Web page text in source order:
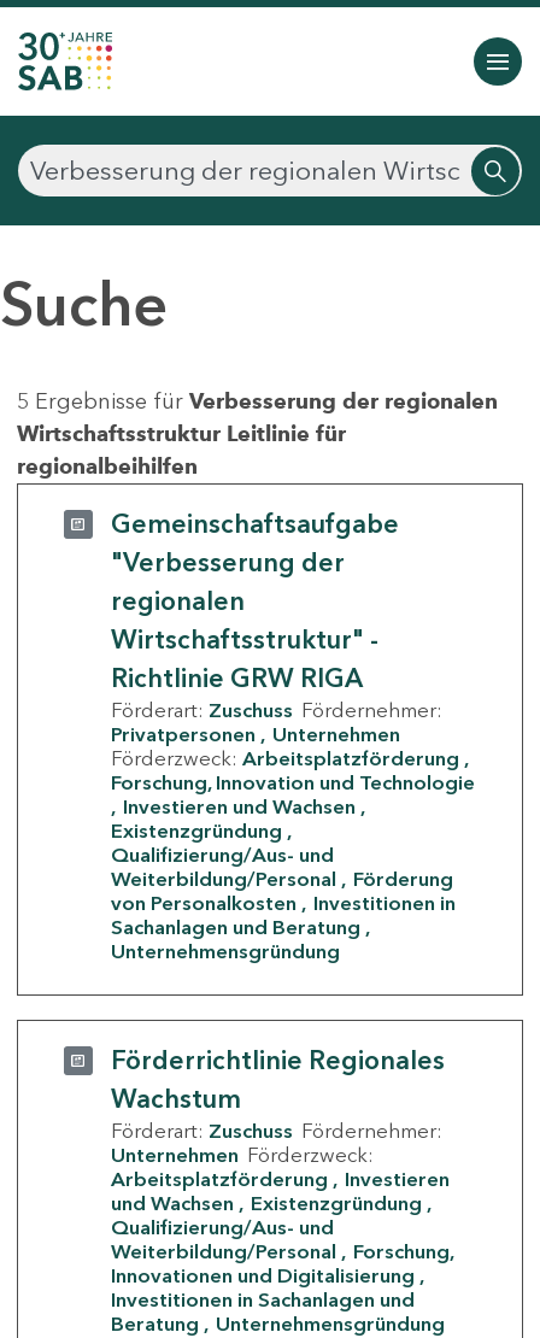
Suche
5 Ergebnisse für Verbesserung der regionalen
Wirtschaftsstruktur Leitlinie für
regionalbeihilfen
Gemeinschaftsaufgabe
"Verbesserung der
regionalen
Wirtschaftsstruktur" -
Richtlinie GRW RIGA
Förderart: Zuschuss Fördernehmer:
Privatpersonen
Unternehmen
Förderzweck: Arbeitsplatzförderung
Forschung, Innovation und Technologie
Investieren und Wachsen
Existenzgründung
Qualifizierung/Aus- und
Weiterbildung/Personal
Förderung
von Personalkosten
Investitionen in
Sachanlagen und Beratung
Unternehmensgründung
Förderrichtlinie Regionales
Wachstum
Förderart: Zuschuss Fördernehmer:
Unternehmen Förderzweck:
Arbeitsplatzförderung
Investieren
und Wachsen
Existenzgründung
Qualifizierung/Aus- und
Weiterbildung/Personal
Forschung,
Innovationen und Digitalisierung
Investitionen in Sachanlagen und
Beratung
Unternehmensgründung